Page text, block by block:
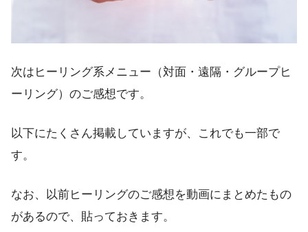
次はヒーリング系メニュー（対面・遠隔・グループヒ
ーリング）のご感想です。
以下にたくさん掲載していますが、これでも一部で
す。
なお、以前ヒーリングのご感想を動画にまとめたもの
があるので、貼っておきます。